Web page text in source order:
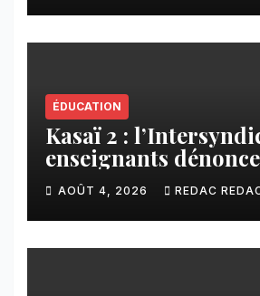
ÉDUCATION
Kasaï 2 :
enseignants
contribution
imposée aux écoles
CNCA
AOÛT 4, 2026 REDAC